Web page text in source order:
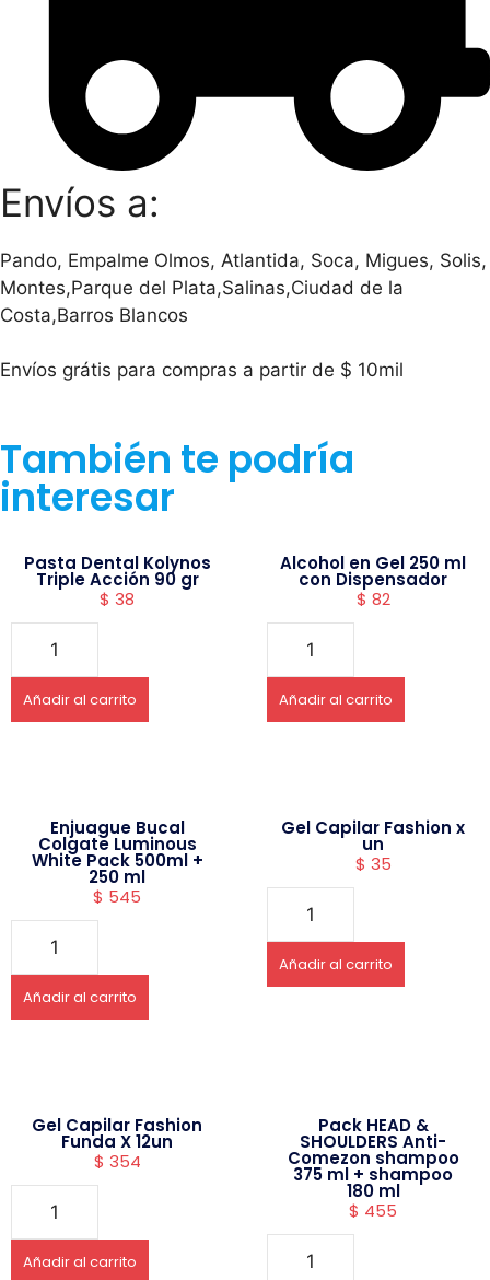
Envíos a:
Pando, Empalme Olmos, Atlantida, Soca, Migues, Solis,
Montes,Parque del Plata,Salinas,Ciudad de la
Costa,Barros Blancos
Envíos grátis para compras a partir de $ 10mil
También te podría
interesar
Pasta Dental Kolynos
Triple Acción 90 gr
$ 38
Añadir al carrito
Alcohol en Gel 250 ml
con Dispensador
$ 82
Añadir al carrito
Enjuague Bucal
Colgate Luminous
White Pack 500ml +
250 ml
$ 545
Añadir al carrito
Gel Capilar Fashion x
un
$ 35
Añadir al carrito
Gel Capilar Fashion
Funda X 12un
$ 354
Añadir al carrito
Pack HEAD &
SHOULDERS Anti-
Comezon shampoo
375 ml + shampoo
180 ml
$ 455